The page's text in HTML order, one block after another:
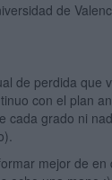
de
de perdida que
con el plan
grado ni
mejor de